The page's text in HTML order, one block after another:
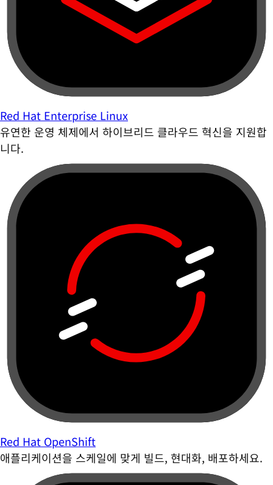
Red Hat Enterprise Linux
유연한 운영 체제에서 하이브리드 클라우드 혁신을 지원합
니다.
Red Hat OpenShift
애플리케이션을 스케일에 맞게 빌드, 현대화, 배포하세요.